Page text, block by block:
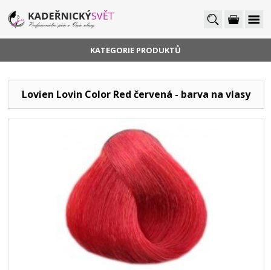
KATEGORIE PRODUKTŮ
Lovien Lovin Color Red červená - barva na vlasy